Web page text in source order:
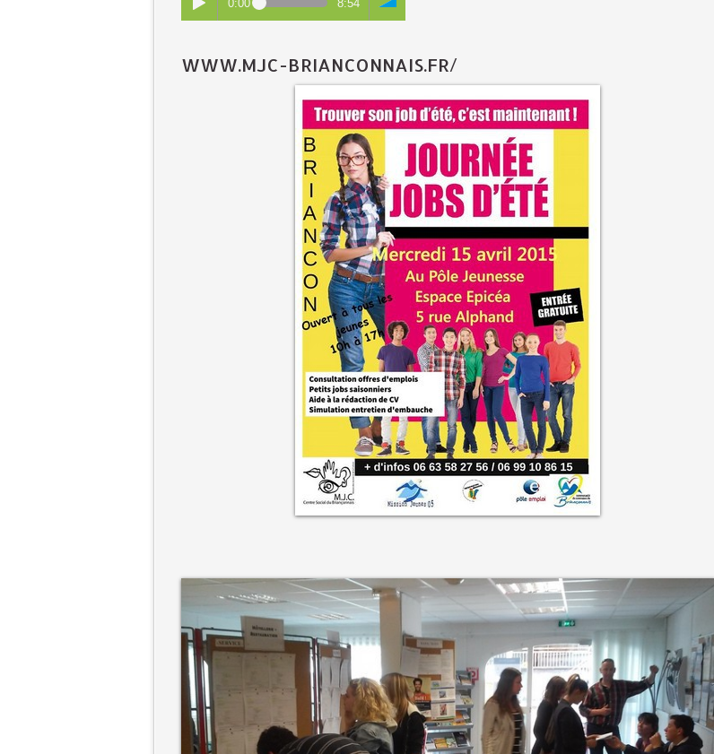
0:00 8:54
WWW.MJC-BRIANCONNAIS.FR/